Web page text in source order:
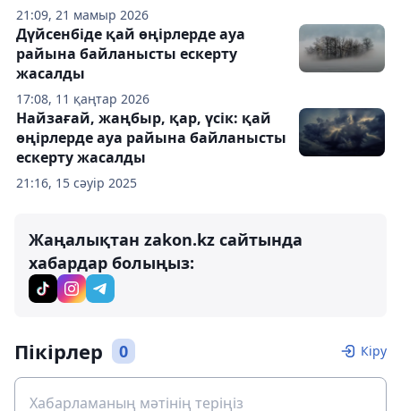
21:09, 21 мамыр 2026
17:08, 11 қаңтар 2026
Дүйсенбіде қай өңірлерде ауа
райына байланысты ескерту
жасалды
21:16, 15 сәуір 2025
Найзағай, жаңбыр, қар, үсік: қай
өңірлерде ауа райына байланысты
ескерту жасалды
Жаңалықтан zakon.kz сайтында
хабардар болыңыз:
Пікірлер 0 Кіру